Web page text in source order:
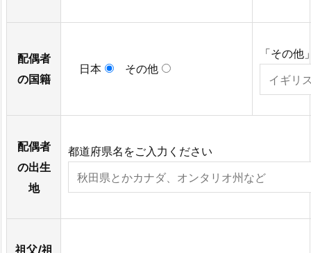
配偶者
の国籍
日本 その他
「その
配偶者
の出生
地
都道府県名をご入力ください
祖父/祖